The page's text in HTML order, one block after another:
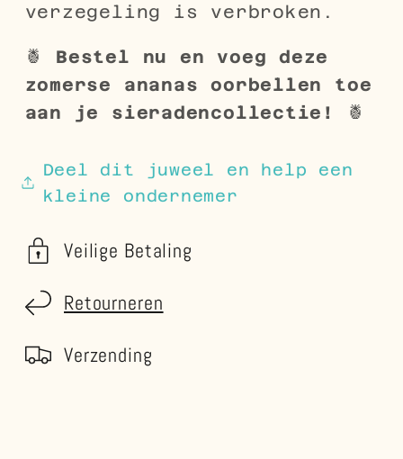
verzegeling is verbroken.
🍍 Bestel nu en voeg deze
zomerse ananas oorbellen toe
aan je sieradencollectie!
🍍
Deel dit juweel en help een
kleine ondernemer
Veilige Betaling
Retourneren
Verzending